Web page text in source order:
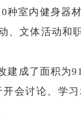
室内健身器
、文体活动和
成了面积为
会讨论、学